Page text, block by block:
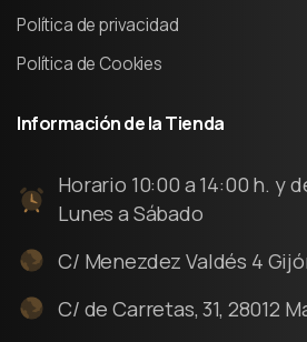
Política de privacidad
Política de Cookies
InformacióndelaTienda
Horario 10:00 a 14:00 h. y
Lunes a Sábado
C/ Menezdez Valdés 4
C/ de Carretas, 31, 28012